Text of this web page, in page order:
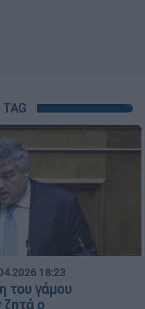
18:23
του γάμου
ο